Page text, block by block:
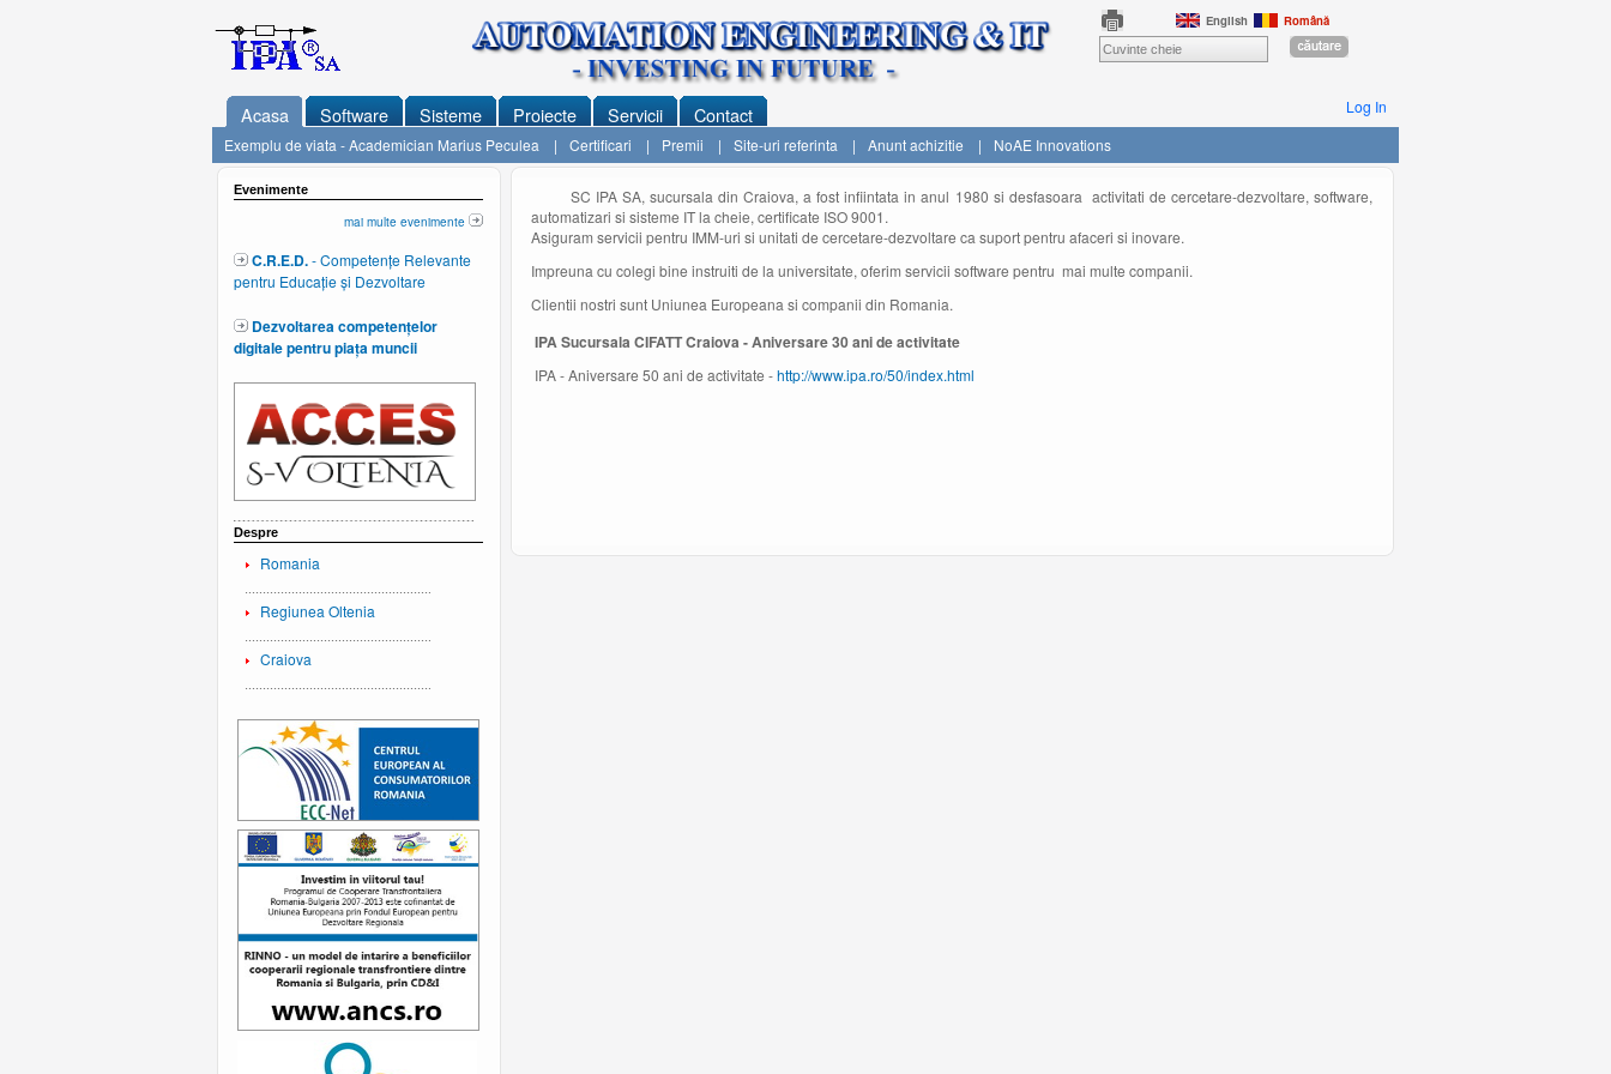
English Română
Acasa
Exemplu de viata - Academician Marius Peculea | Certificari | Premii | Site-uri referinta | Anunt achizitie | NoAE Innovations
Software Sisteme Proiecte Servicii Contact Log In
Evenimente
mai multe evenimente
C.R.E.D.- Competențe Relevante
pentru Educație și Dezvoltare
Dezvoltarea competențelor
digitale pentru piața muncii
Despre
Romania
Regiunea Oltenia
Craiova
SC IPA SA, sucursala din Craiova, a fost infiintata in anul 1980 si desfasoara activitati de cercetare-dezvoltare, software,
automatizari si sisteme IT la cheie, certificate ISO 9001.
Asiguram servicii pentru IMM-uri si unitati de cercetare-dezvoltare ca suport pentru afaceri si inovare.
Impreuna cu colegi bine instruiti de la universitate, oferim servicii software pentru mai multe companii.
Clientii nostri sunt Uniunea Europeana si companii din Romania.
IPA Sucursala CIFATT Craiova - Aniversare 30 ani de activitate
IPA - Aniversare 50 ani de activitate -http://www.ipa.ro/50/index.html